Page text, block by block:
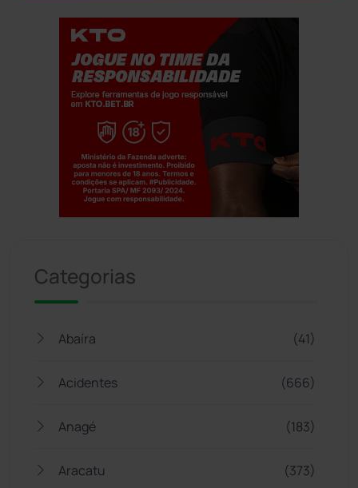
Categorias
Abaíra (41)
Acidentes (666)
Anagé (183)
Aracatu (373)